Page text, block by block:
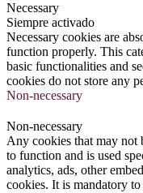
Necessary
Siempre activado
Necessary cookies are
function properly. This
basic functionalities and
cookies do not store any
Non-necessary
Non-necessary
Any cookies that may not
to function and is used
analytics, ads, other
cookies. It is mandatory